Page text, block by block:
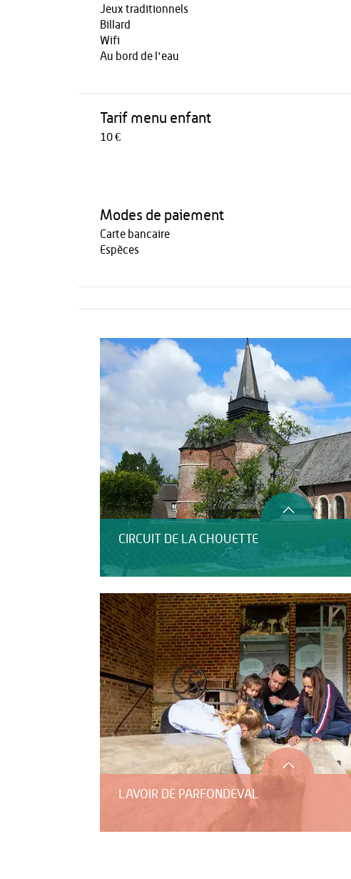
Jeux traditionnels
Billard
Wifi
Au bord de l'eau
Tarif menu enfant
10 €
Modes de paiement
Carte bancaire
Espèces
CIRCUIT DE LA CHOUETTE
LAVOIR DE PARFONDEVAL